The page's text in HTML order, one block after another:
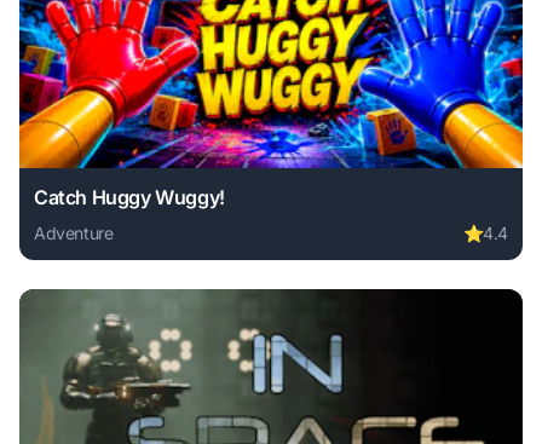
Catch Huggy Wuggy!
Adventure ⭐4.4
Play Catch Huggy Wuggy! online free. adventure game,